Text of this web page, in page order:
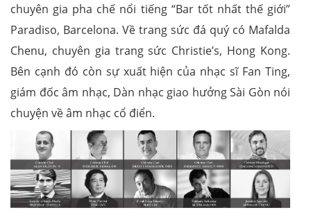
chuyên gia pha chế nổi tiếng “Bar tốt nhất thế giới”
Paradiso, Barcelona. Về trang sức đá quý có Mafalda
Chenu, chuyên gia trang sức Christie’s, Hong Kong.
Bên cạnh đó còn sự xuất hiện của nhạc sĩ Fan Ting,
giám đốc âm nhạc, Dàn nhạc giao hưởng Sài Gòn nói
chuyện về âm nhạc cổ điển.